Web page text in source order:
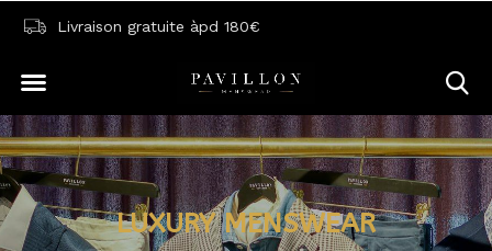
Livraison gratuite àpd 180€
LUXURY MENSWEAR